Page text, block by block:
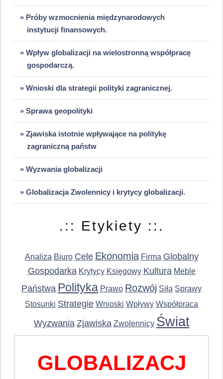
» Próby wzmocnienia międzynarodowych
instytucji finansowych.
» Wpływ globalizacji na wielostronną współpracę
gospodarczą.
» Wnioski dla strategii polityki zagranicznej.
» Sprawa geopolityki
» Zjawiska istotnie wpływające na politykę
zagraniczną państw
» Wyzwania globalizacji
» Globalizacja Zwolennicy i krytycy globalizacji.
.:: Etykiety ::.
Analiza Biuro Cele Ekonomia Firma Globalny
Gospodarka Krytycy Księgowy Kultura Meble
Państwa Polityka Prawo Rozwój Siła Sprawy
Stosunki Strategie Wnioski Wpływy Współpraca
Wyzwania Zjawiska Zwolennicy Świat
GLOBALIZACJ